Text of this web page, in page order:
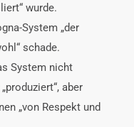
wurde.
System „der
schade.
System nicht
aber
„von Respekt und